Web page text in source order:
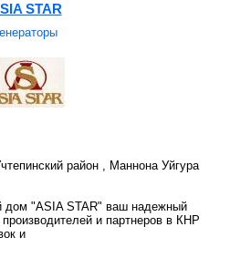
STAR
район , Маннона Уйгура
дом "ASIA STAR" ваш надежный
и партнеров в КНР
и